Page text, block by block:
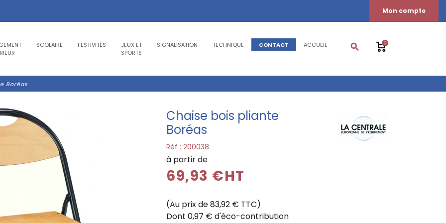
Mon compte
SCOLAIRE FESTIVITÉS
JEUX ET
SPORTS
SIGNALISATION TECHNIQUE CONTACT ACCUEIL search 0
Boréas
Chaise bois pliante
Boréas
Réf : 200038
à partir de
69,93 €HT
(Au prix de 83,92 € TTC)
Dont 0,97 € d'éco-contribution